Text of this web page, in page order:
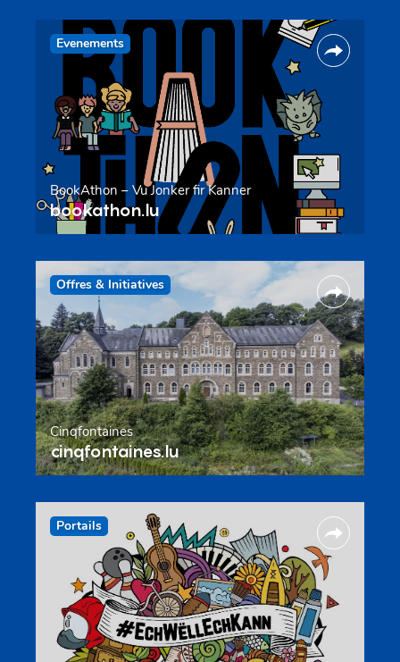
Evenements
BookAthon – Vu Jonker fir Kanner
bookathon.lu
Offres & Initiatives
Cinqfontaines
cinqfontaines.lu
Portails